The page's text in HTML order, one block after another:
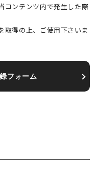
コンテンツ内で発生した際
取得の上、ご使用下さいま
フォーム